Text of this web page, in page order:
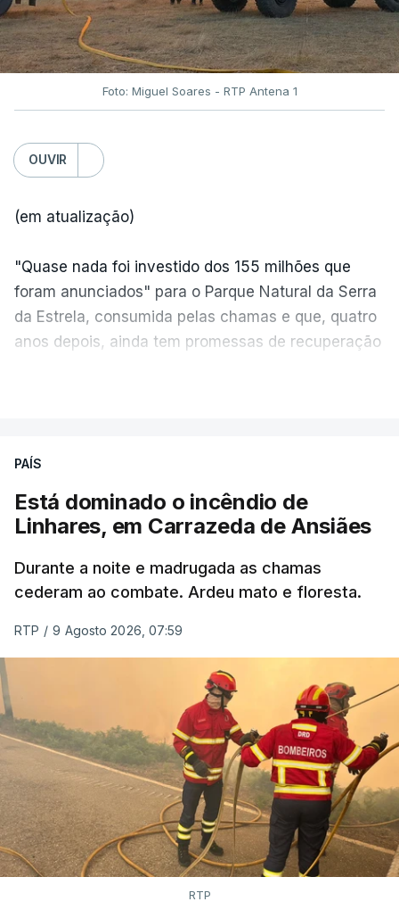
Foto: Miguel Soares - RTP Antena 1
OUVIR
(em atualização)
"Quase nada foi investido dos 155 milhões que
foram anunciados" para o Parque Natural da Serra
da Estrela, consumida pelas chamas e que, quatro
anos depois, ainda tem promessas de recuperação
ESTE CONTEÚDO ESTÁ NESTE
PAÍS
Está dominado o incêndio de
Linhares, em Carrazeda de Ansiães
Durante a noite e madrugada as chamas
cederam ao combate. Ardeu mato e floresta.
RTP / 9 Agosto 2026, 07:59
RTP